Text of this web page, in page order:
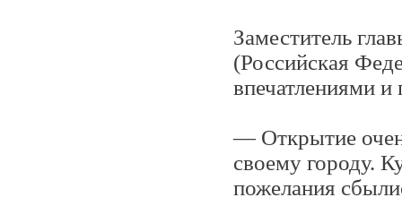
Заместитель
(Российская
впечатлениями
— Открытие
своему городу.
пожелания